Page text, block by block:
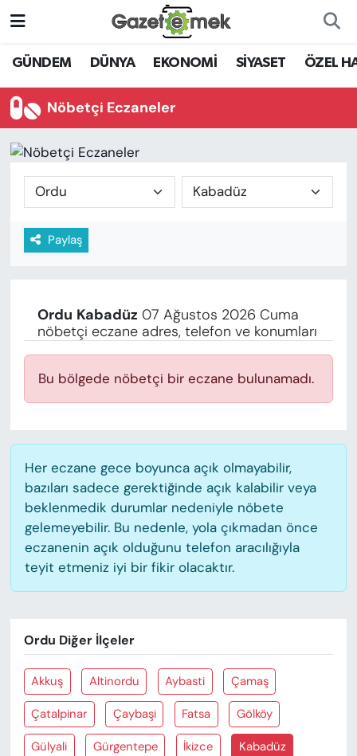
GÜNDEM DÜNYA EKONOMİ SİYASET ÖZEL
Nöbetçi Eczaneler
Paylaş
Ordu Kabadüz 07 Ağustos 2026 Cuma
nöbetçi eczane adres, telefon ve konumları
Bu bölgede nöbetçi bir eczane bulunamadı.
Her eczane gece boyunca açık olmayabilir,
bazıları sadece gerektiğinde açık kalabilir veya
beklenmedik durumlar nedeniyle nöbete
gelemeyebilir. Bu nedenle, yola çıkmadan önce
eczanenin açık olduğunu telefon aracılığıyla
teyit etmeniz iyi bir fikir olacaktır.
Ordu Diğer İlçeler
Akkuş Altinordu Aybasti Çamaş
Çatalpinar Çaybaşi Fatsa Gölköy
Gülyali Gürgentepe İkizce Kabadüz
DÜNYA
EKONOMİ
YENİ MEDYADA EMEK
GAZETECİLİĞİNİ GELİŞTİRMEK
FAYDALI BİLGİLER
EĞİTİM
SAĞLIK
SPOR
KÜLTÜR-SANAT
MAGAZİN
ÖZEL HABER
SİYASET
VAN VE DİYARBAKIR HABERLERİ
Nöbetçi Eczaneler
Hava Durumu
Trafik Durumu
Haber Arşivi